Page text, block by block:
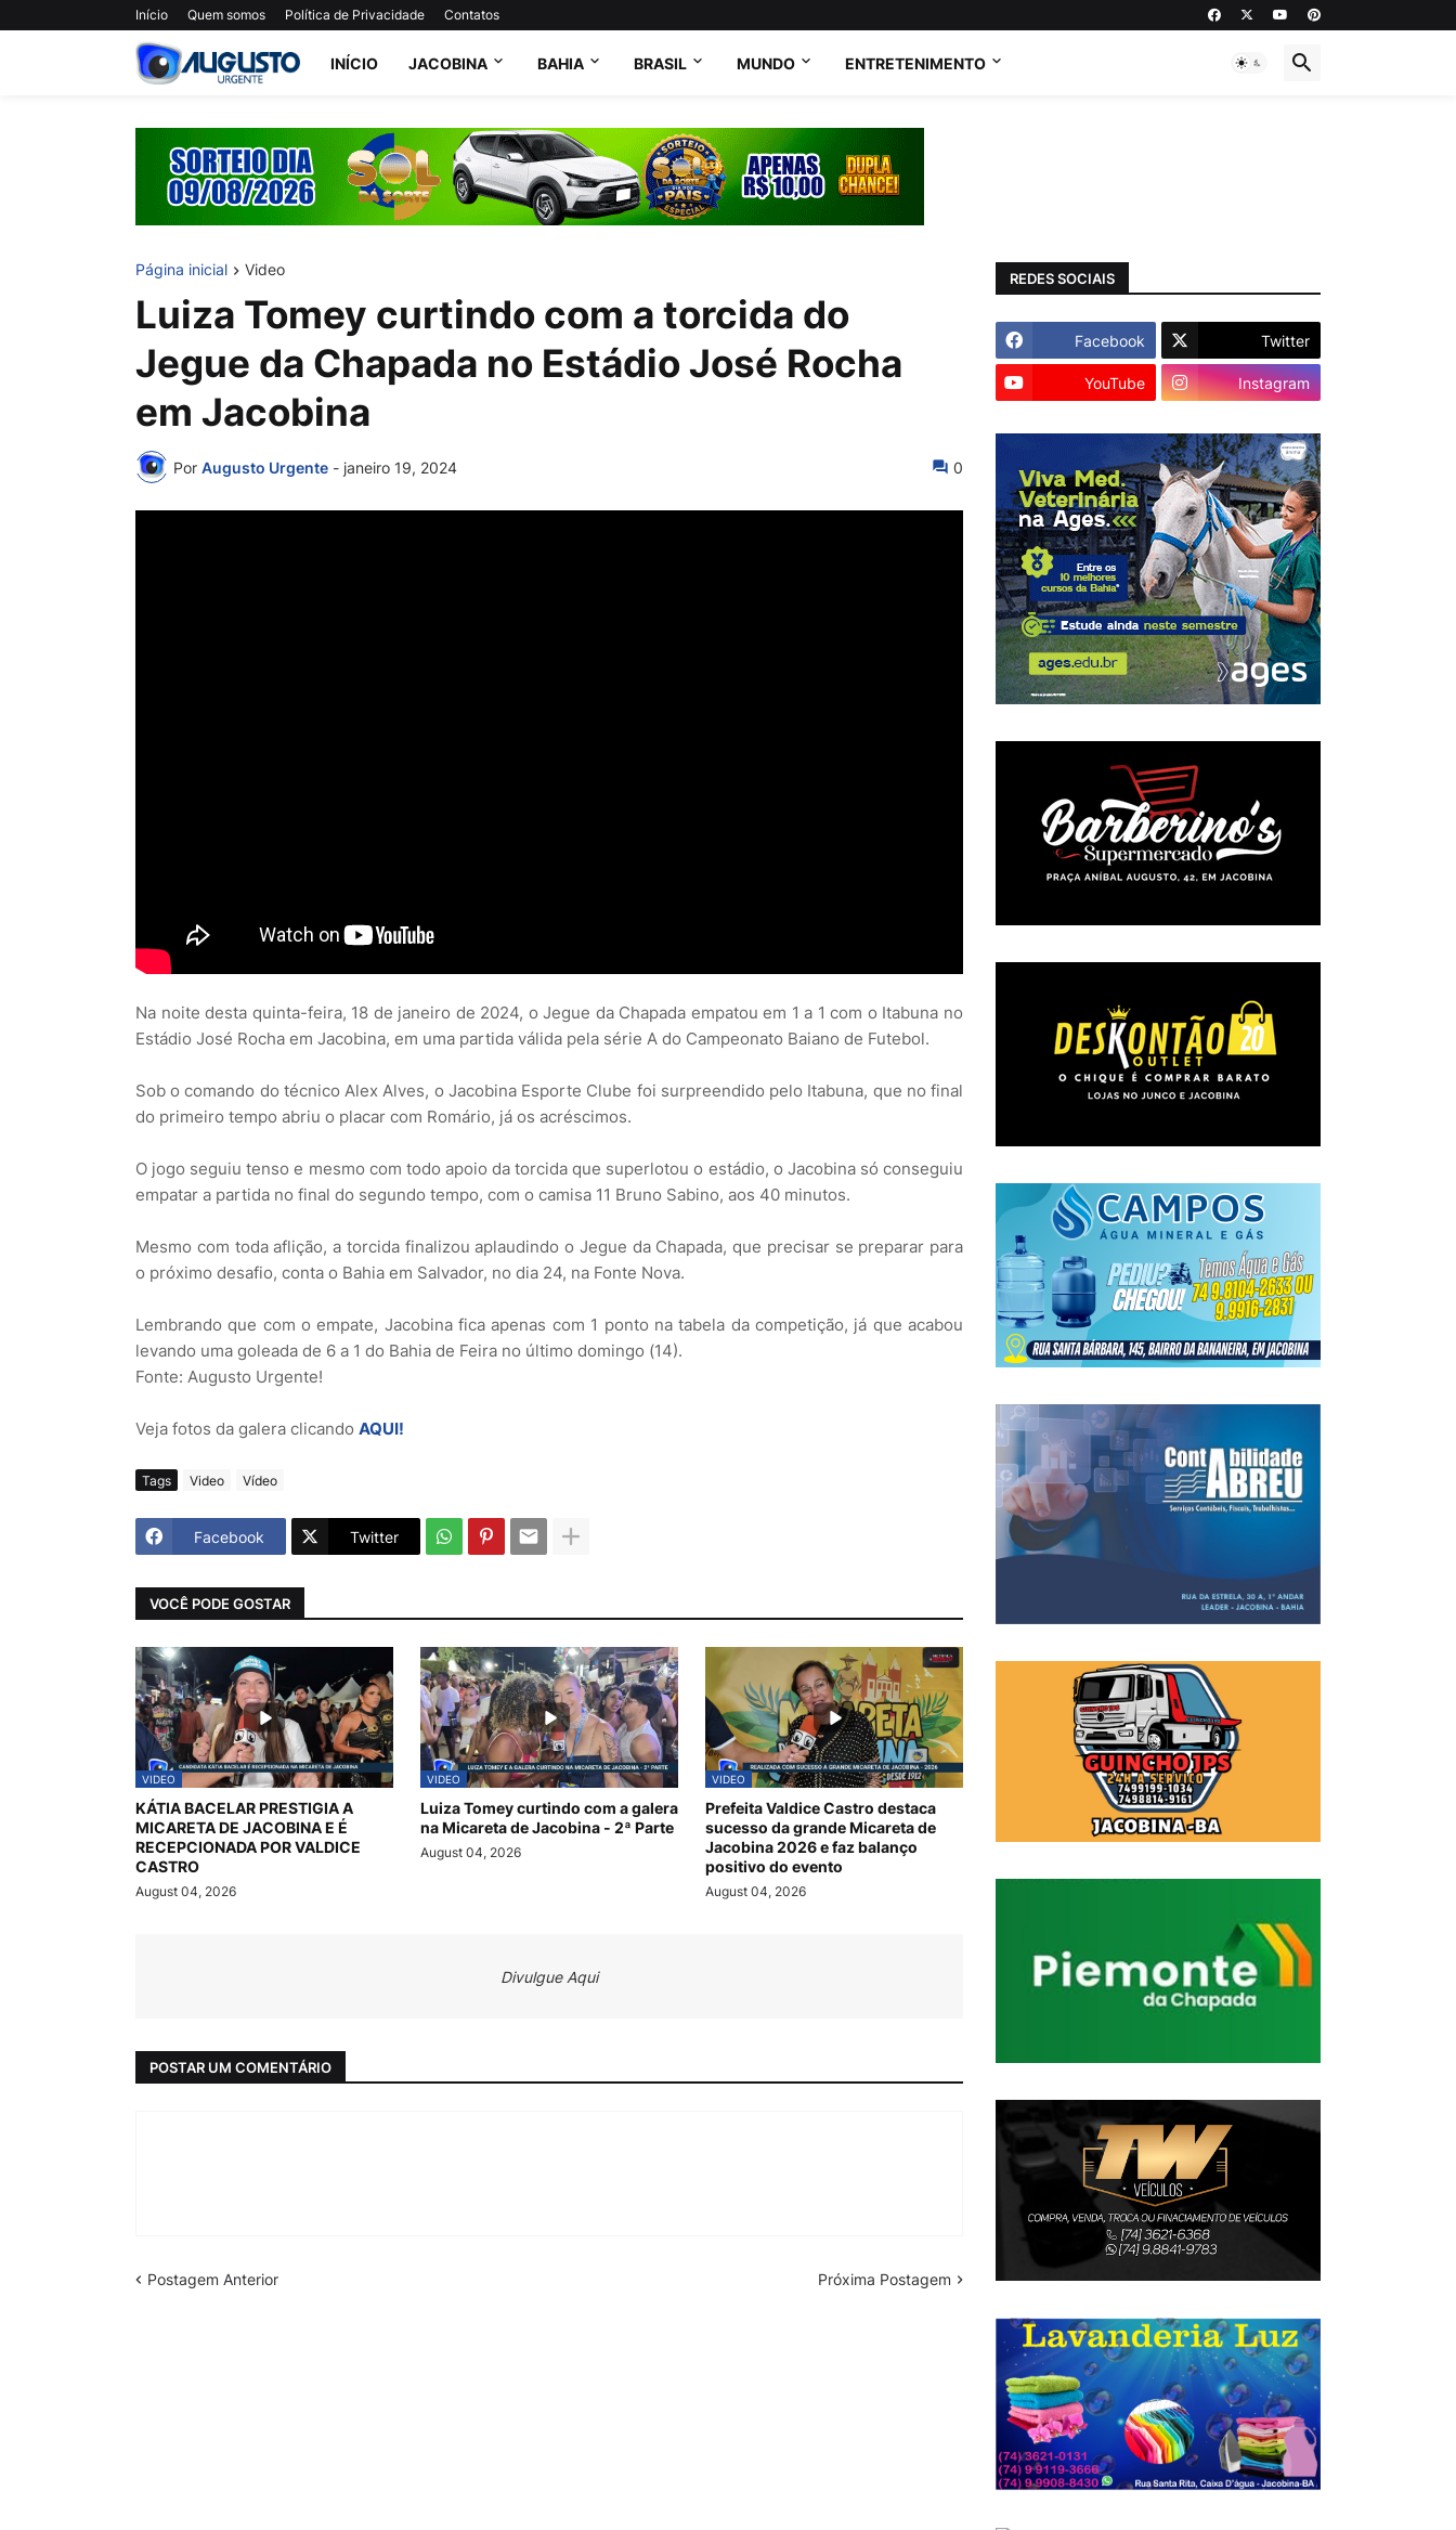
Início Quem somos Política de Privacidade Contatos
INÍCIO JACOBINA BAHIA BRASIL MUNDO ENTRETENIMENTO
Página inicial Video
Luiza Tomey curtindo com a torcida do
Jegue da Chapada no Estádio José Rocha
em Jacobina
Por Augusto Urgente - janeiro 19, 2024 0
Na noite desta quinta-feira, 18 de janeiro de 2024, o Jegue da Chapada empatou em 1 a 1 com o Itabuna no
Estádio José Rocha em Jacobina, em uma partida válida pela série A do Campeonato Baiano de Futebol.
Sob o comando do técnico Alex Alves, o Jacobina Esporte Clube foi surpreendido pelo Itabuna, que no final
do primeiro tempo abriu o placar com Romário, já os acréscimos.
O jogo seguiu tenso e mesmo com todo apoio da torcida que superlotou o estádio, o Jacobina só conseguiu
empatar a partida no final do segundo tempo, com o camisa 11 Bruno Sabino, aos 40 minutos.
Mesmo com toda aflição, a torcida finalizou aplaudindo o Jegue da Chapada, que precisar se preparar para
o próximo desafio, conta o Bahia em Salvador, no dia 24, na Fonte Nova.
Lembrando que com o empate, Jacobina fica apenas com 1 ponto na tabela da competição, já que acabou
levando uma goleada de 6 a 1 do Bahia de Feira no último domingo (14).
Fonte: Augusto Urgente!
Veja fotos da galera clicando AQUI!
Tags Video Vídeo
Facebook Twitter
VOCÊ PODE GOSTAR
VIDEO
KÁTIA BACELAR PRESTIGIA A
MICARETA DE JACOBINA E É
RECEPCIONADA POR VALDICE
CASTRO
August 04, 2026
VIDEO
Luiza Tomey curtindo com a galera
na Micareta de Jacobina - 2ª Parte
August 04, 2026
VIDEO
Prefeita Valdice Castro destaca
sucesso da grande Micareta de
Jacobina 2026 e faz balanço
positivo do evento
August 04, 2026
Divulgue Aqui
POSTAR UM COMENTÁRIO
Postagem Anterior Próxima Postagem
REDES SOCIAIS
Facebook Twitter
YouTube Instagram